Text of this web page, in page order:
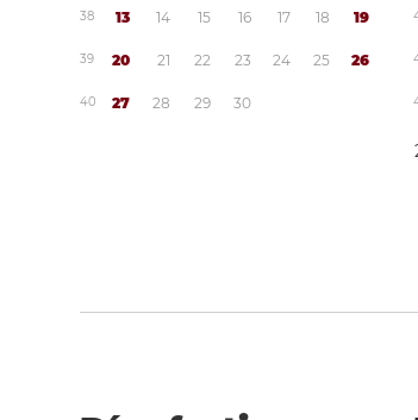
38 13 14 15 16 17 18 19
39 20 21 22 23 24 25 26
40 27 28 29 30